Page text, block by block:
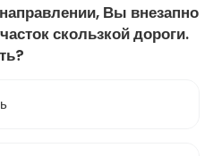
Вы внезапно
скользкой дороги.